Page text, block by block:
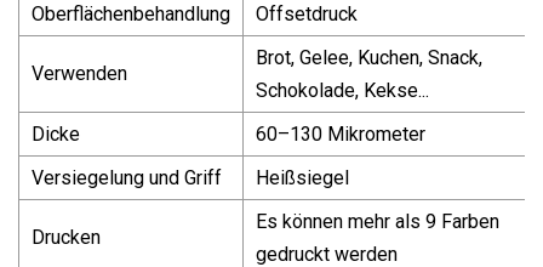
Oberflächenbehandlung
Offsetdruck
Verwenden
Brot, Gelee, Kuchen, Snack,
Schokolade, Kekse...
Dicke
60–130 Mikrometer
Versiegelung und Griff
Heißsiegel
Drucken
Es können mehr als 9 Farben
gedruckt werden